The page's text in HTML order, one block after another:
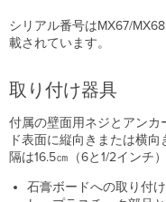
シリアル番号はMX67/
載されています。
取り付け器具
付属の壁面用ネジとアン
ド表面に縦向きまたは横
隔は16.5㎝（6と1/2インチ
石膏ボードへの取り付